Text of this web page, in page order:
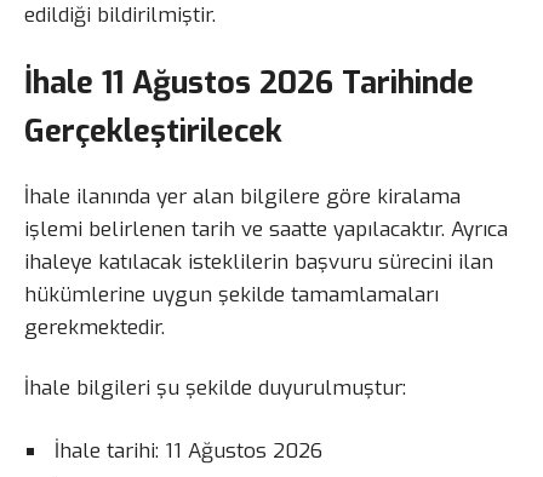
edildiği bildirilmiştir.
İhale 11 Ağustos 2026 Tarihinde
Gerçekleştirilecek
İhale ilanında yer alan bilgilere göre kiralama
işlemi belirlenen tarih ve saatte yapılacaktır. Ayrıca
ihaleye katılacak isteklilerin başvuru sürecini ilan
hükümlerine uygun şekilde tamamlamaları
gerekmektedir.
İhale bilgileri şu şekilde duyurulmuştur:
İhale tarihi: 11 Ağustos 2026